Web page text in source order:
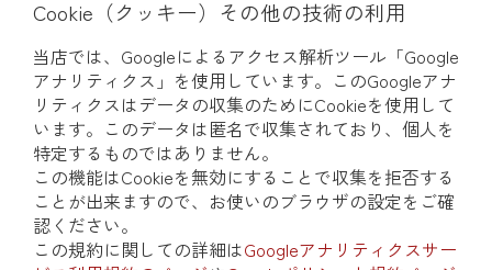
Cookie（クッキー）その他の技術の利用
当店では、Googleによるアクセス解析ツール「Google
アナリティクス」を使用しています。このGoogleアナ
リティクスはデータの収集のためにCookieを使用して
います。このデータは匿名で収集されており、個人を
特定するものではありません。
この機能はCookieを無効にすることで収集を拒否する
ことが出来ますので、お使いのブラウザの設定をご確
認ください。
この規約に関しての詳細はGoogleアナリティクスサー